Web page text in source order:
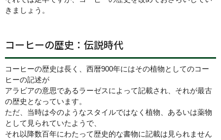
きましょう。
コーヒーの歴史：伝説時代
コーヒーの歴史は長く、西暦900年にはその植物としてのコー
ヒーの記述が
アラビアの意思であるラーゼスによって記載され、それが最古
の歴史となっています。
ただ、当時は今のようなスタイルではなく植物、あるいは薬物
として見られていたようで、
それ以降数百年にわたって歴史的な書物に記載は見られません